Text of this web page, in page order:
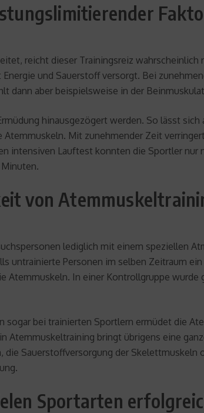
reicht dieser Trainingsreiz
und Sauerstoff versorgt. Bei
dann aber beispielsweise in der
hinausgezögert werden. So lässt sich
Atemmuskeln. Mit zunehmender Zeit
intensiven Lauftest konnten die Sportler
von
lediglich mit einem speziellen
untrainierte Personen im selben Zeitraum ein
Atemmuskeln. In einer Kontrollgruppe
sogar bei trainierten Sportlern ermüdet die
Atemmuskeltraining bringt übrigens eine
Sauerstoffversorgung der
Sportarten